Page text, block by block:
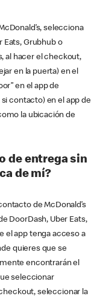
selecciona
Eats, Grubhub o
al hacer el checkout,
en la puerta) en el
en el app de
contacto) en el app de
la ubicación de
de entrega sin
de mí?
de McDonald’s
DoorDash, Uber Eats,
el app tenga acceso a
quieres que se
encontrarán el
seleccionar
seleccionar la